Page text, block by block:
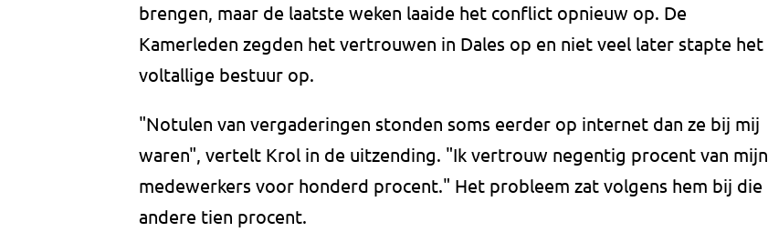
brengen, maar de laatste weken laaide het conflict opnieuw op. De
Kamerleden zegden het vertrouwen in Dales op en niet veel later stapte het
voltallige bestuur op.
"Notulen van vergaderingen stonden soms eerder op internet dan ze bij mij
waren", vertelt Krol in de uitzending. "Ik vertrouw negentig procent van mijn
medewerkers voor honderd procent." Het probleem zat volgens hem bij die
andere tien procent.